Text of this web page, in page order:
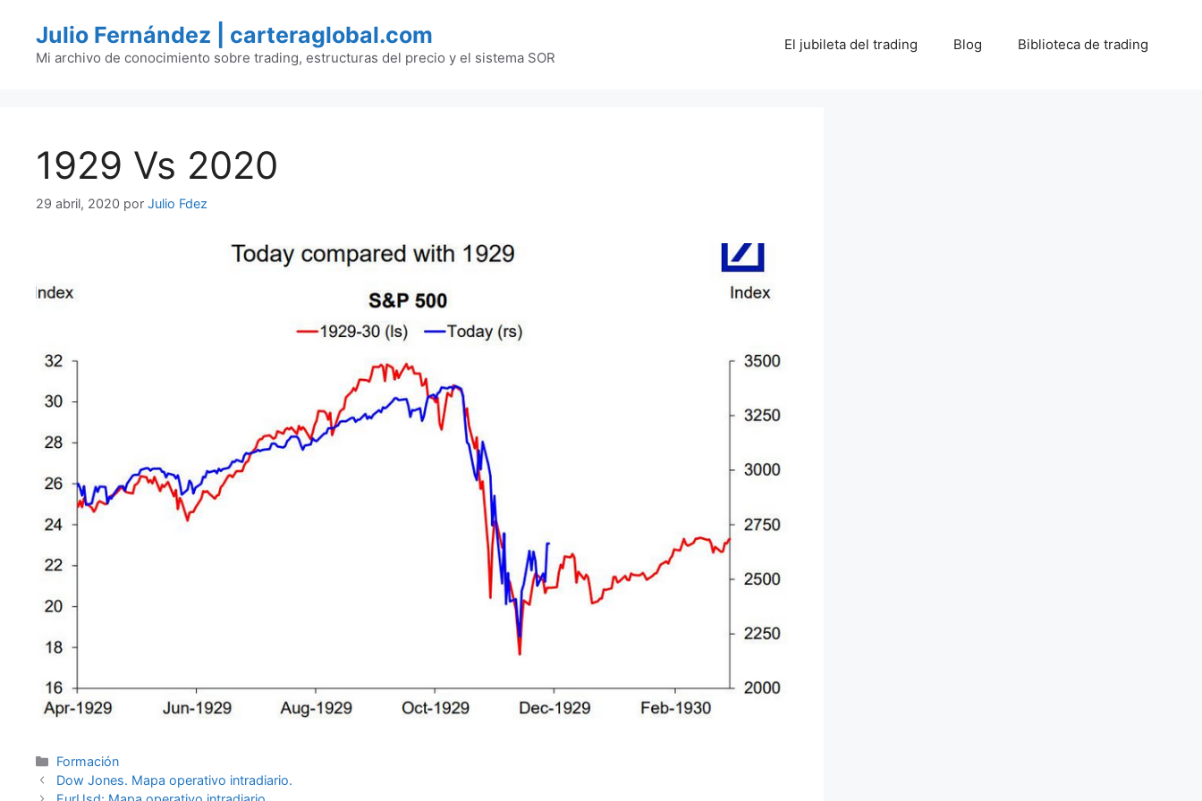
contenido
Julio Fernández | carteraglobal.com
Mi archivo de conocimiento sobre trading, estructuras del precio y el sistema SOR
El jubileta del trading Blog Biblioteca de trading
1929 Vs 2020
29 abril, 2020 por Julio Fdez
Categorías
Formación
Dow Jones. Mapa operativo intradiario.